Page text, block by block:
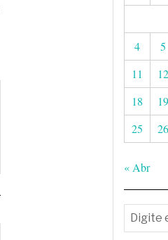
4
5
11
12
18
19
25
26
« Abr